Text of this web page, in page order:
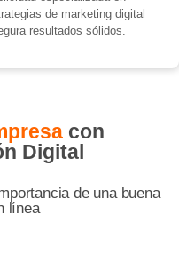
de marketing digital
resultados sólidos.
con
Digital
de una buena
línea